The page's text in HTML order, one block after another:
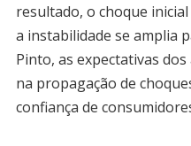
resultado, o choque
a instabilidade se amplia
Pinto, as expectativas
na propagação de
confiança de